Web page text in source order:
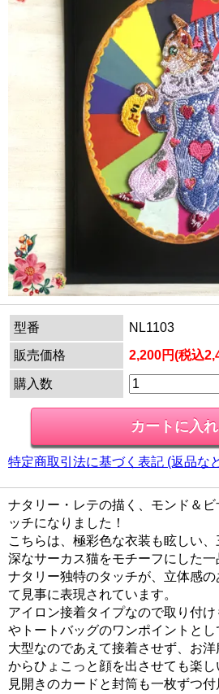
型番
NL1103
販売価格
2,200円(税込
購入数
特定商取引法に基づく表記 (返品な
ナタリー・レテの描く、モンド＆
ッチになりました！
こちらは、極彩色な衣装も眩しい
深なサーカス猫をモチーフにした一
ナタリー独特のタッチが、立体感
て見事に表現されています。
アイロン接着タイプなので取り付
やトートバッグのワンポイントとし
大型なのであえて接着させず、お
からひょこっと顔を出させても楽し
見開きのカードと封筒も一枚ずつ